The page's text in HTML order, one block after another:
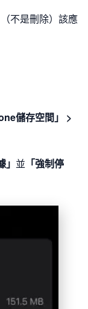
不是刪除）該應
儲存空間」 >
」 並 「強制停